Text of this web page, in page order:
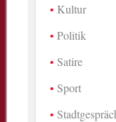
Kultur
Politik
Satire
Sport